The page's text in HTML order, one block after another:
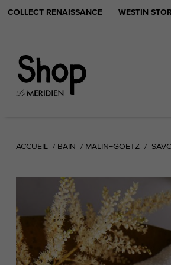
COLLECT RENAISSANCE WESTIN
ACCUEIL BAIN MALIN+GOETZ